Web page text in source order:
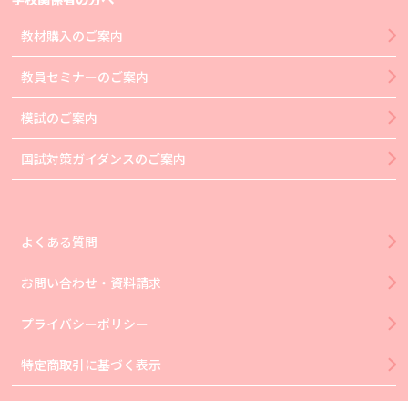
教材購入のご案内
教員セミナーのご案内
模試のご案内
国試対策ガイダンスのご案内
よくある質問
お問い合わせ・資料請求
プライバシーポリシー
特定商取引に基づく表示